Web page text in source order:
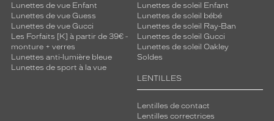
Lunettes de vue Enfant
Lunettes de vue Guess
Lunettes de vue Gucci
Les Forfaits [K] à partir de 39€ -
monture + verres
Lunettes anti-lumière bleue
Lunettes de sport à la vue
Lunettes de soleil Enfant
Lunettes de soleil bébé
Lunettes de soleil Ray-Ban
Lunettes de soleil Gucci
Lunettes de soleil Oakley
Soldes
LENTILLES
Lentilles de contact
Lentilles correctrices